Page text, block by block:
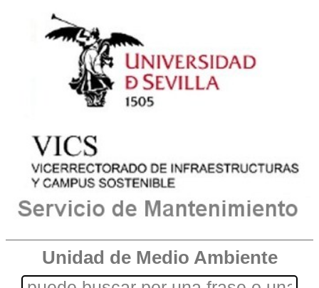
Unidad de Medio Ambiente